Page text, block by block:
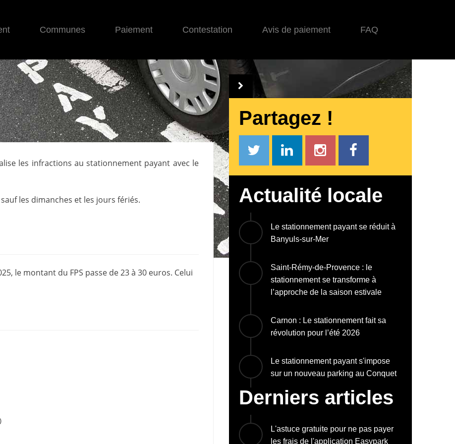
Communes Paiement Contestation Avis de paiement FAQ
les infractions au stationnement payant avec le
les dimanches et les jours fériés.
le montant du FPS passe de 23 à 30 euros. Celui
Partagez !
Actualité locale
Le stationnement payant se réduit à
Banyuls-sur-Mer
Saint-Rémy-de-Provence : le
stationnement se transforme à
l’approche de la saison estivale
Carnon : Le stationnement fait sa
révolution pour l’été 2026
Le stationnement payant s'impose
sur un nouveau parking au Conquet
Derniers articles
L'astuce gratuite pour ne pas payer
les frais de l'application Easypark